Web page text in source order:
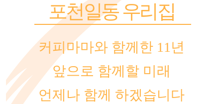
포천일동 우리집
커피마마와 함께한 11년
앞으로 함께할 미래
언제나 함께 하겠습니다